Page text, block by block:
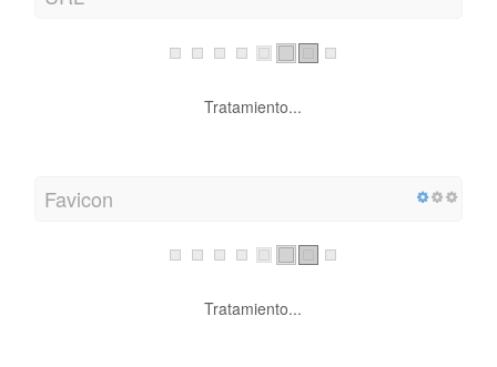
Tratamiento...
Favicon
Tratamiento...